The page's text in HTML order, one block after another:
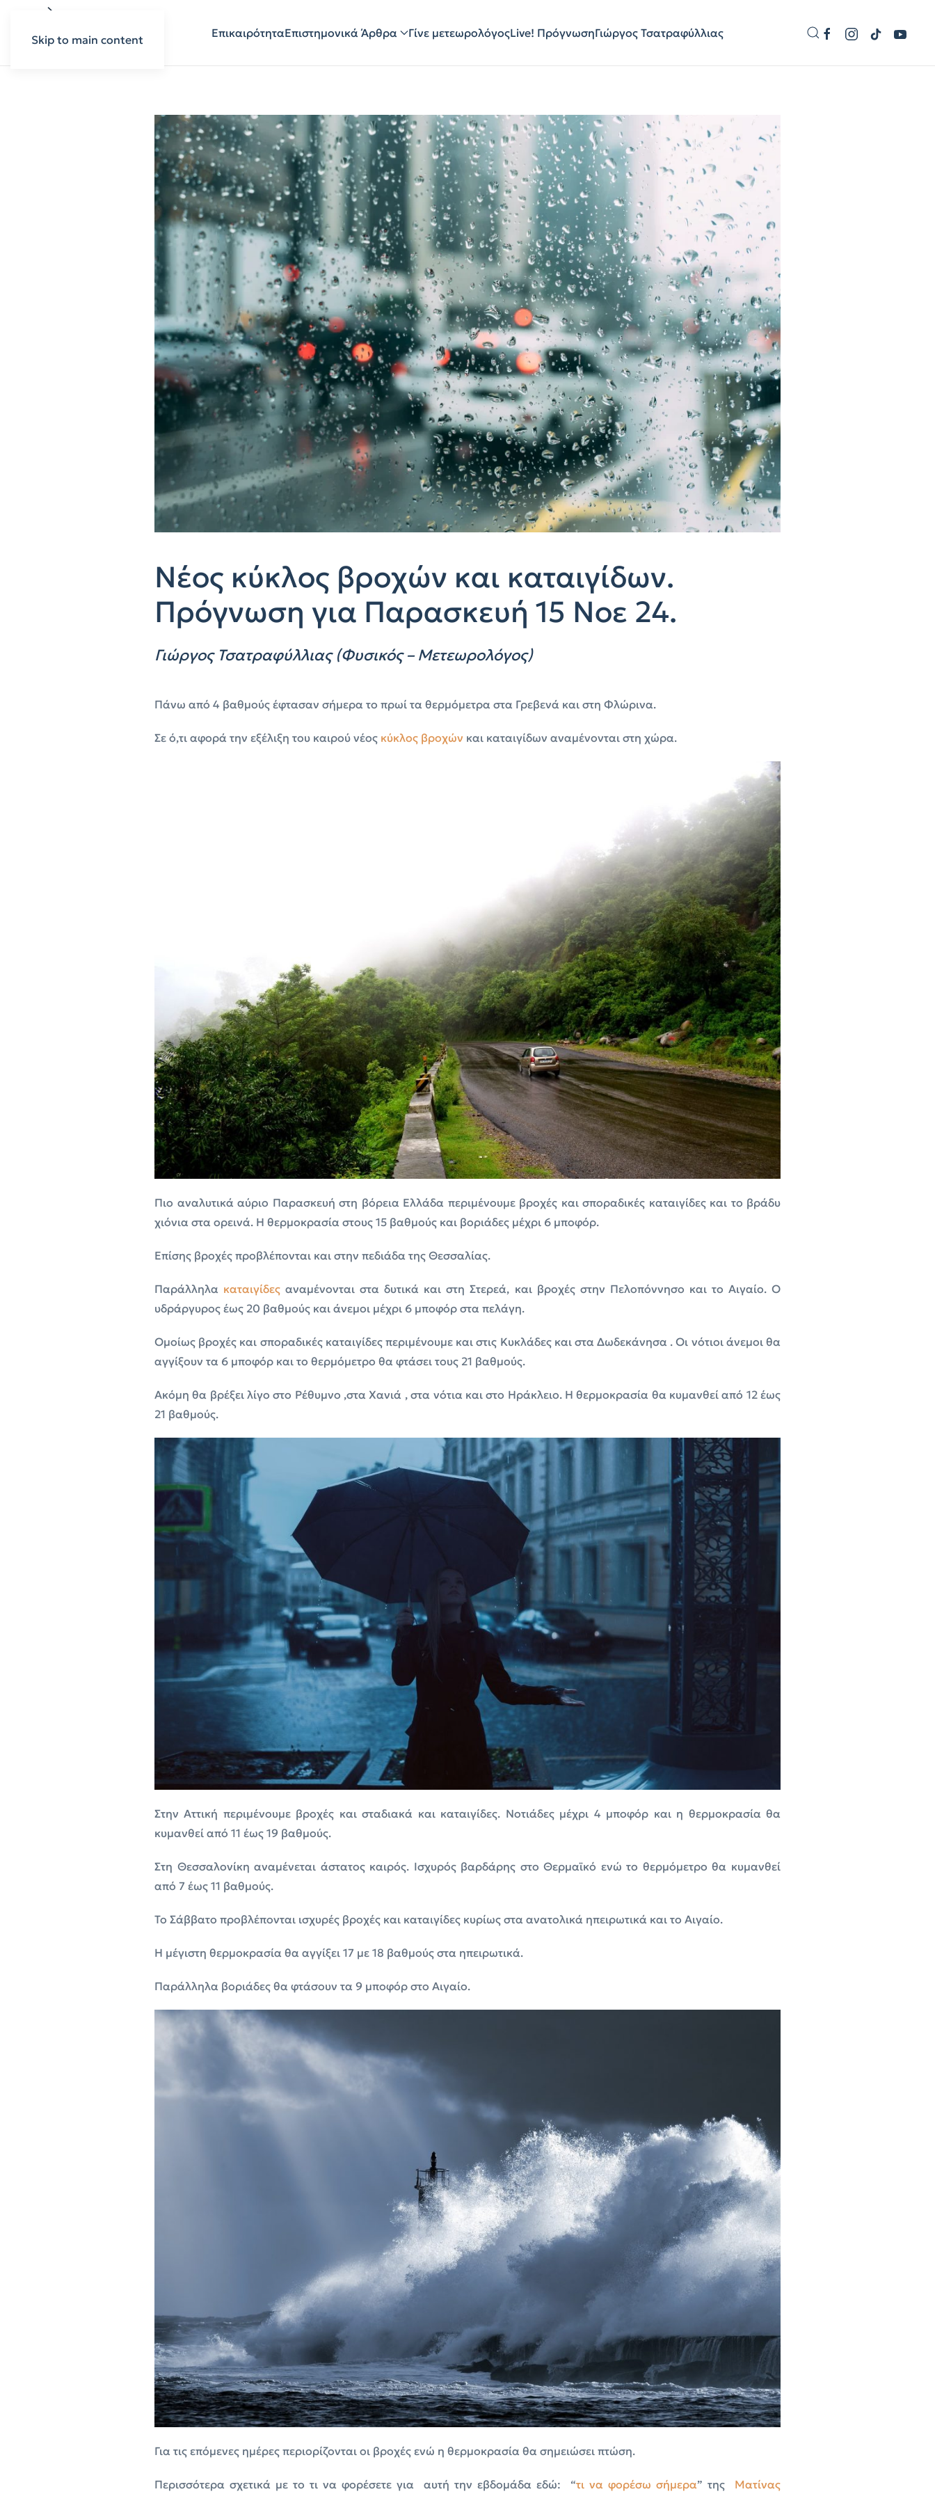
Skip to main content ΕπικαιρότηταΕπιστημονικά Άρθρα Γίνε μετεωρολόγοςLive! ΠρόγνωσηΓιώργος Τσατραφύλλιας
Νέος κύκλος βροχών και καταιγίδων.
Πρόγνωση για Παρασκευή 15 Νοε 24.
Γιώργος Τσατραφύλλιας (Φυσικός – Μετεωρολόγος)
Πάνω από 4 βαθμούς έφτασαν σήμερα το πρωί τα θερμόμετρα στα Γρεβενά και στη Φλώρινα.
Σε ό,τι αφορά την εξέλιξη του καιρού νέος κύκλος βροχών και καταιγίδων αναμένονται στη χώρα.
Πιο αναλυτικά αύριο Παρασκευή στη βόρεια Ελλάδα περιμένουμε βροχές και σποραδικές καταιγίδες και το βράδυ
χιόνια στα ορεινά. Η θερμοκρασία στους 15 βαθμούς και βοριάδες μέχρι 6 μποφόρ.
Επίσης βροχές προβλέπονται και στην πεδιάδα της Θεσσαλίας.
Παράλληλα καταιγίδεςαναμένονται στα δυτικά και στη Στερεά, και βροχές στην Πελοπόννησο και το Αιγαίο. Ο
υδράργυρος έως 20 βαθμούς και άνεμοι μέχρι 6 μποφόρ στα πελάγη.
Ομοίως βροχές και σποραδικές καταιγίδες περιμένουμε και στις Κυκλάδες και στα Δωδεκάνησα . Οι νότιοι άνεμοι θα
αγγίξουν τα 6 μποφόρ και το θερμόμετρο θα φτάσει τους 21 βαθμούς.
Ακόμη θα βρέξει λίγο στο Ρέθυμνο ,στα Χανιά , στα νότια και στο Ηράκλειο. Η θερμοκρασία θα κυμανθεί από 12 έως
21 βαθμούς.
Στην Αττική περιμένουμε βροχές και σταδιακά και καταιγίδες. Νοτιάδες μέχρι 4 μποφόρ και η θερμοκρασία θα
κυμανθεί από 11 έως 19 βαθμούς.
Στη Θεσσαλονίκη αναμένεται άστατος καιρός. Ισχυρός βαρδάρης στο Θερμαϊκό ενώ το θερμόμετρο θα κυμανθεί
από 7 έως 11 βαθμούς.
Το Σάββατο προβλέπονται ισχυρές βροχές και καταιγίδες κυρίως στα ανατολικά ηπειρωτικά και το Αιγαίο.
Η μέγιστη θερμοκρασία θα αγγίξει 17 με 18 βαθμούς στα ηπειρωτικά.
Παράλληλα βοριάδες θα φτάσουν τα 9 μποφόρ στο Αιγαίο.
Για τις επόμενες ημέρες περιορίζονται οι βροχές ενώ η θερμοκρασία θα σημειώσει πτώση.
Περισσότερα σχετικά με το τι να φορέσετε για αυτή την εβδομάδα εδώ: “τι να φορέσω σήμερα” της Ματίνας